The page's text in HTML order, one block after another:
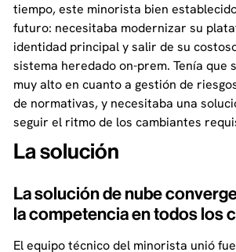
tiempo, este minorista bien
futuro: necesitaba modernizar su
identidad principal y salir de su
sistema heredado on-prem. Tenía que
muy alto en cuanto a gestión de
de normativas, y necesitaba una
seguir el ritmo de los cambiantes
La solución
La solución de nube
la competencia en todos los
El equipo técnico del minorista unió